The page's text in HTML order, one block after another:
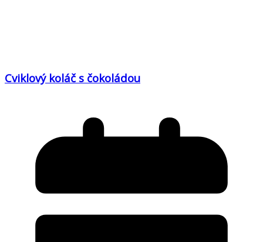
Cviklový koláč s čokoládou